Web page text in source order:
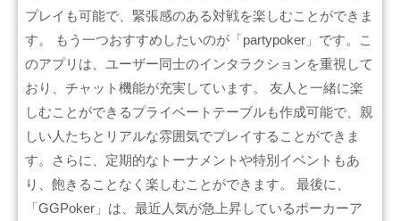
プレイも可能で、緊張感のある対戦を楽しむことができま
す。 もう一つおすすめしたいのが「partypoker」です。こ
のアプリは、ユーザー同士のインタラクションを重視して
おり、チャット機能が充実しています。 友人と一緒に楽
しむことができるプライベートテーブルも作成可能で、親
しい人たちとリアルな雰囲気でプレイすることができま
す。さらに、定期的なトーナメントや特別イベントもあ
り、飽きることなく楽しむことができます。 最後に、
「GGPoker」は、最近人気が急上昇しているポーカーア